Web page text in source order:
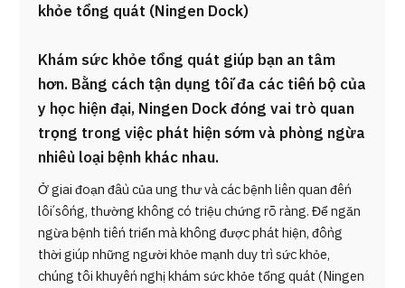
khỏe tổng quát (Ningen Dock)
Khám sức khỏe tổng quát giúp bạn an tâm
hơn. Bằng cách tận dụng tối đa các tiến bộ của
y học hiện đại, Ningen Dock đóng vai trò quan
trọng trong việc phát hiện sớm và phòng ngừa
nhiều loại bệnh khác nhau.
Ở giai đoạn đầu của ung thư và các bệnh liên quan đến
lối sống, thường không có triệu chứng rõ ràng. Để ngăn
ngừa bệnh tiến triển mà không được phát hiện, đồng
thời giúp những người khỏe mạnh duy trì sức khỏe,
chúng tôi khuyến nghị khám sức khỏe tổng quát (Ningen